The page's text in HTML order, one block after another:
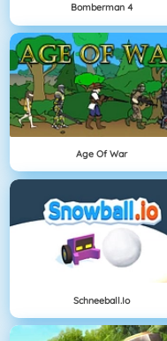
Bomberman 4
Age Of War
Schneeball.io